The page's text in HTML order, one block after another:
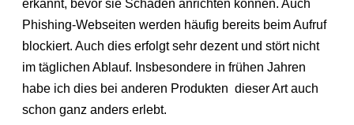
erkannt, bevor sie Schaden anrichten können. Auch
Phishing-Webseiten werden häufig bereits beim Aufruf
blockiert. Auch dies erfolgt sehr dezent und stört nicht
im täglichen Ablauf. Insbesondere in frühen Jahren
habe ich dies bei anderen Produkten dieser Art auch
schon ganz anders erlebt.